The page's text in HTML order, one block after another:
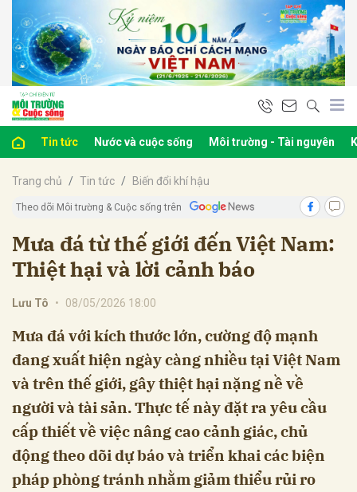
Tin tức Nước và cuộc sống Môi trường - Tài nguyên
Trang chủ Tin tức Biến đổi khí hậu
Theo dõi Môi trường & Cuộc sống trên
Mưa đá từ thế giới đến Việt Nam:
Thiệt hại và lời cảnh báo
Lưu Tô • 08/05/2026 18:00
Mưa đá với kích thước lớn, cường độ mạnh
đang xuất hiện ngày càng nhiều tại Việt Nam
và trên thế giới, gây thiệt hại nặng nề về
người và tài sản. Thực tế này đặt ra yêu cầu
cấp thiết về việc nâng cao cảnh giác, chủ
động theo dõi dự báo và triển khai các biện
pháp phòng tránh nhằm giảm thiểu rủi ro
luận